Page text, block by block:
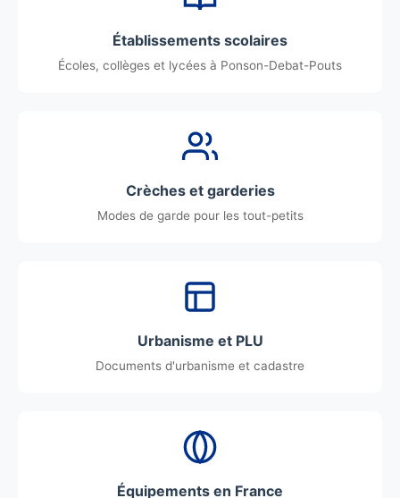
Établissements scolaires
Écoles, collèges et lycées à Ponson-Debat-Pouts
Crèches et garderies
Modes de garde pour les tout-petits
Urbanisme et PLU
Documents d'urbanisme et cadastre
Équipements en France